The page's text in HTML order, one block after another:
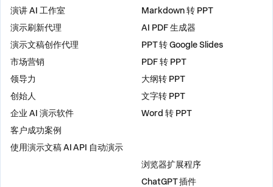
演讲 AI 工作室
演示刷新代理
演示文稿创作代理
市场营销
领导力
创始人
企业 AI 演示软件
客户成功案例
使用演示文稿 AI API 自动演示
Markdown 转 PPT
AI PDF 生成器
PPT 转 Google Slides
PDF 转 PPT
大纲转 PPT
文字转 PPT
Word 转 PPT
浏览器扩展程序
ChatGPT 插件